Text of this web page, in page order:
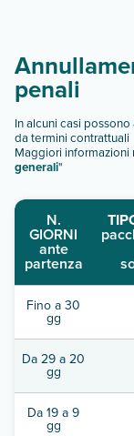
penali
In alcuni casi
da termini contrattuali
Maggiori informazioni
generali"
N.
GIORNI
ante
partenza
Fino a 30
gg
Da 29 a 20
gg
Da 19 a 9
gg